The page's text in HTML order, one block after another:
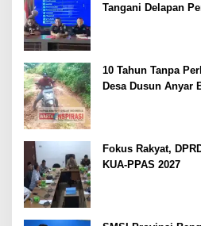
Tangani Delapan
10 Tahun Tanpa
Desa Dusun Anyar
Fokus Rakyat,
KUA-PPAS 2027